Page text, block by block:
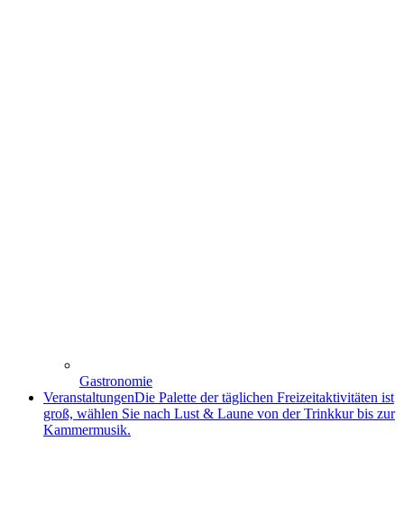
Gastronomie
VeranstaltungenDie Palette der täglichen Freizeitaktivitäten ist
groß, wählen Sie nach Lust & Laune von der Trinkkur bis zur
Kammermusik.